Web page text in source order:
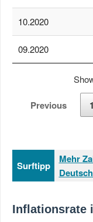
10.2020
09.2020
Previous 1
Surftipp
Mehr
Inflationsrate